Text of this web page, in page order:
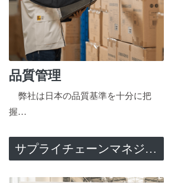
品質管理
弊社は日本の品質基準を十分に把
握…
サプライチェーンマネジメント